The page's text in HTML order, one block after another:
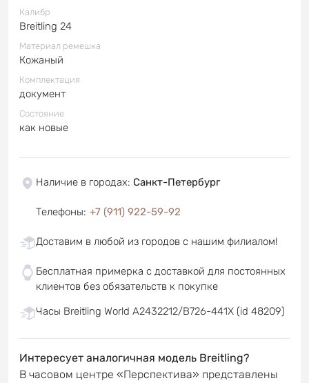
Калибр
Breitling 24
Материал ремешка
Кожаный
Комплектация
документ
Состояние
как новые
Наличие в городах: Санкт-Петербург
Телефоны: +7 (911) 922-59-92
Доставим в любой из городов с нашим филиалом!
Бесплатная примерка с доставкой для постоянных
клиентов без обязательств к покупке
Часы Breitling World A2432212/B726-441X (id 48209)
Интересует аналогичная модель Breitling?
В часовом центре «Перспектива» представлены